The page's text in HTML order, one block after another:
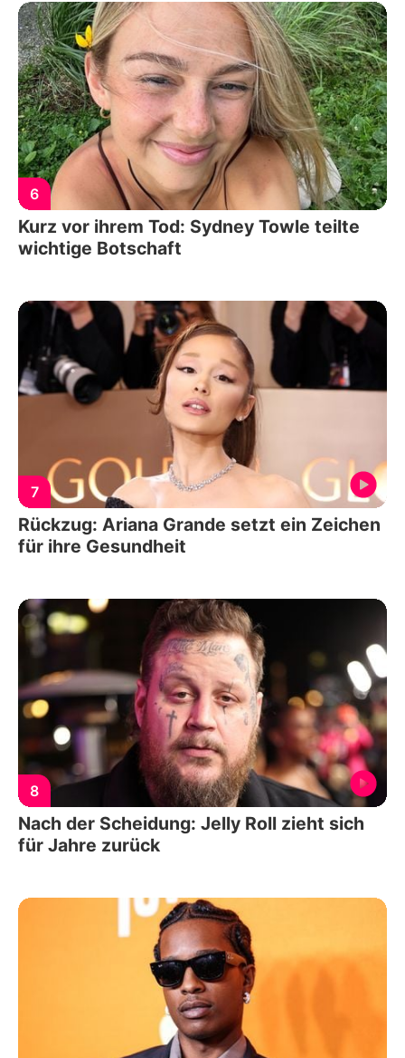
6
Kurz vor ihrem Tod: Sydney Towle teilte
wichtige Botschaft
7
Rückzug: Ariana Grande setzt ein Zeichen
für ihre Gesundheit
8
Nach der Scheidung: Jelly Roll zieht sich
für Jahre zurück